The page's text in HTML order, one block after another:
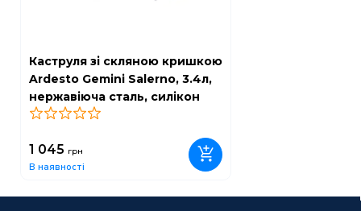
Каструля зі скляною кришкою
Ardesto Gemini Salerno, 3.4л,
нержавіюча сталь, силікон
1 045 грн
В наявності